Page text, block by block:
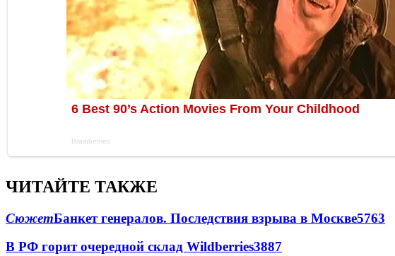
ЧИТАЙТЕ ТАКЖЕ
СюжетБанкет генералов. Последствия взрыва в Москве5763
В РФ горит очередной склад Wildberries3887